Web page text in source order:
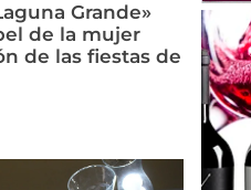
Grande»
de la mujer
de las fiestas de